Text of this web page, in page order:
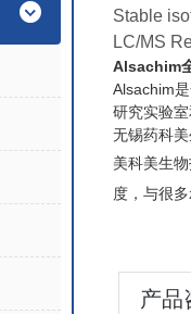
Stable
LC/MS
Alsachim
Alsachim
研究实验
无锡药科
美科美生
度，与很多
产品